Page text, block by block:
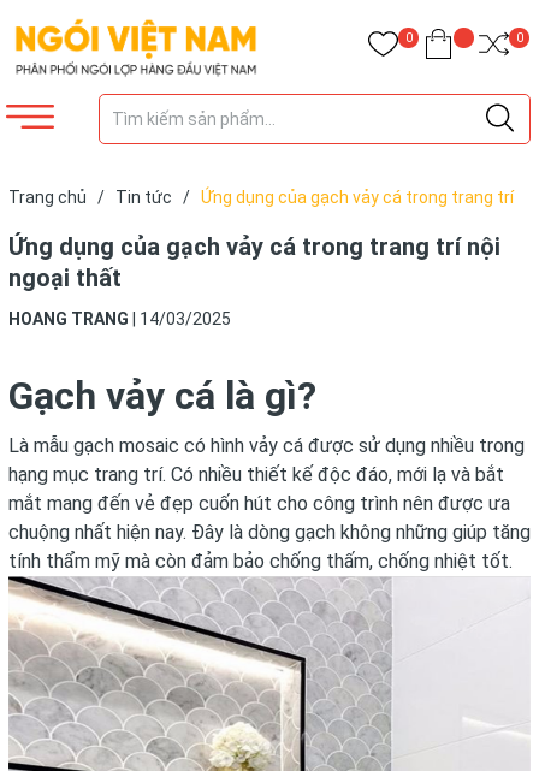
0 0
Trang chủ / Tin tức / Ứng dụng của gạch vảy cá trong trang trí
Ứng dụng của gạch vảy cá trong trang trí nội
ngoại thất
HOANG TRANG 14/03/2025
Gạch vảy cá là gì?
Là mẫu gạch mosaic có hình vảy cá được sử dụng nhiều trong
hạng mục trang trí. Có nhiều thiết kế độc đáo, mới lạ và bắt
mắt mang đến vẻ đẹp cuốn hút cho công trình nên được ưa
chuộng nhất hiện nay. Đây là dòng gạch không những giúp tăng
tính thẩm mỹ mà còn đảm bảo chống thấm, chống nhiệt tốt.